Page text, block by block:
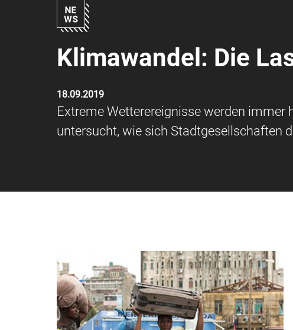
Klimawandel: Die
18.09.2019
Extreme Wetterereignisse werden immer
untersucht, wie sich Stadtgesellschaften